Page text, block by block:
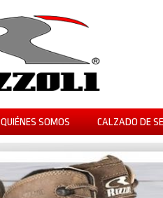
QUIÉNES SOMOS CALZADO DE